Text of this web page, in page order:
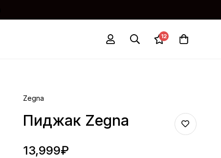
12
Zegna
Пиджак Zegna
13,999₽